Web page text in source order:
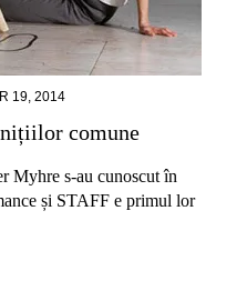
19, 2014
comune
Myhre s-au cunoscut în
și STAFF e primul lor